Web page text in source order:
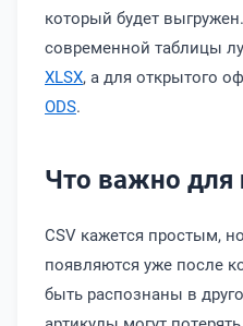
который будет
современной таблицы
XLSX, а для открытого
ODS.
Что важно для
CSV кажется простым,
появляются уже после
быть распознаны в